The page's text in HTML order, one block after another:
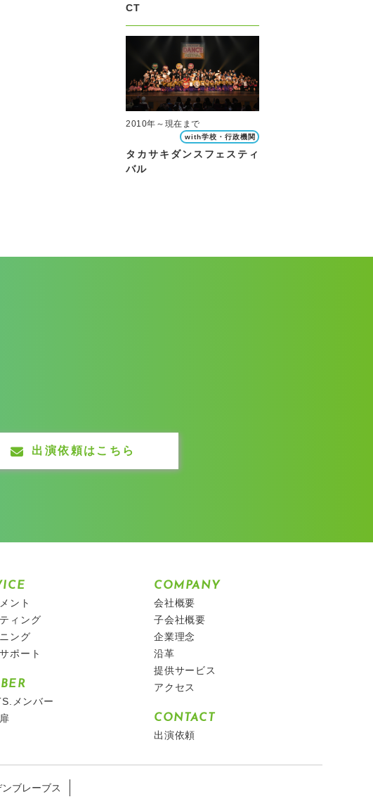
CT
2010年～現在まで
with学校・行政機関
タカサキダンスフェスティ
バル
出演依頼はこちら
ント
ィング
ング
ポート
メンバー
COMPANY
会社概要
子会社概要
企業理念
沿革
提供サービス
アクセス
CONTACT
出演依頼
ブレーブス